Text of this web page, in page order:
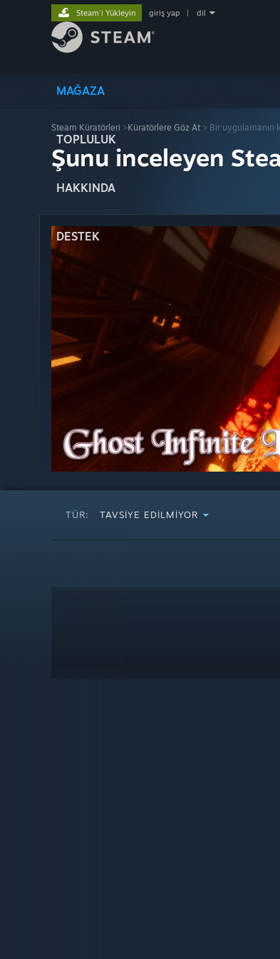
MAĞAZA
TOPLULUK
HAKKINDA
DESTEK
Steam'i Yükleyin giriş yap dil
Steam Küratörleri >Küratörlere Göz At > Bir uygulamanın
Şunu inceleyen
TÜR: TAVSIYE EDILMIYOR